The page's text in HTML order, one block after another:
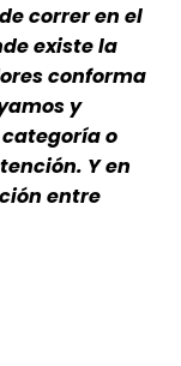
correr en el
existe la
conforma
y
o
Y en
entre